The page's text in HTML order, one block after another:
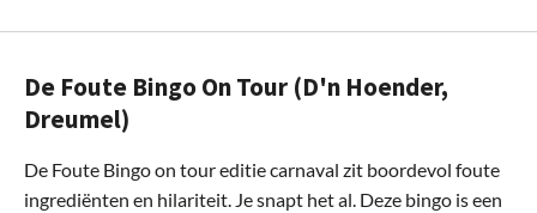
De Foute Bingo On Tour (D'n Hoender,
Dreumel)
De Foute Bingo on tour editie carnaval zit boordevol foute
ingrediënten en hilariteit. Je snapt het al. Deze bingo is een